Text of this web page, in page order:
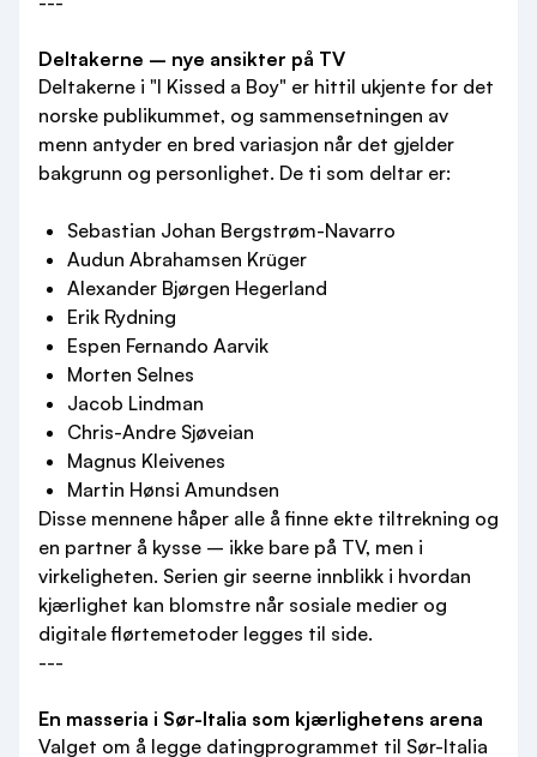
Deltakerne – nye ansikter på TV
Deltakerne i "I Kissed a Boy" er hittil ukjente for det
norske publikummet, og sammensetningen av
menn antyder en bred variasjon når det gjelder
bakgrunn og personlighet. De ti som deltar er:
Sebastian Johan Bergstrøm-Navarro
Audun Abrahamsen Krüger
Alexander Bjørgen Hegerland
Erik Rydning
Espen Fernando Aarvik
Morten Selnes
Jacob Lindman
Chris-Andre Sjøveian
Magnus Kleivenes
Martin Hønsi Amundsen
Disse mennene håper alle å finne ekte tiltrekning og
en partner å kysse – ikke bare på TV, men i
virkeligheten. Serien gir seerne innblikk i hvordan
kjærlighet kan blomstre når sosiale medier og
digitale flørtemetoder legges til side.
---
En masseria i Sør-Italia som kjærlighetens arena
Valget om å legge datingprogrammet til Sør-Italia